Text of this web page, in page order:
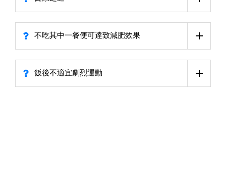
不吃其中一餐便可達致減肥效果
飯後不適宜劇烈運動